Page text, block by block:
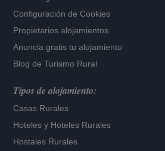
Configuración de Cookies
Propietarios alojamientos
Anuncia gratis tu alojamiento
Blog de Turismo Rural
Tipos de alojamiento:
Casas Rurales
Hoteles y Hoteles Rurales
Hostales Rurales